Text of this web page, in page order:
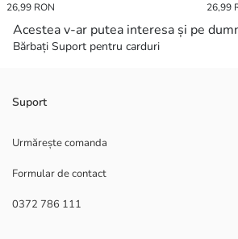
26,99 RON
26,99
Acestea v-ar putea interesa și pe
Bărbați Suport pentru carduri
Suport
Urmărește comanda
Formular de contact
0372 786 111